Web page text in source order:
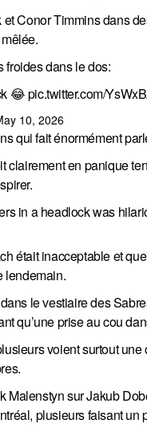
Conor Timmins dans
froides dans le dos:
😂pic.twitter.com/
10, 2026
qui fait énormément
clairement en panique
in a headlock was
était inacceptable et
lendemain.
le vestiaire des
qu’une prise au cou
voient surtout
Malenstyn sur Jakub
plusieurs faisant